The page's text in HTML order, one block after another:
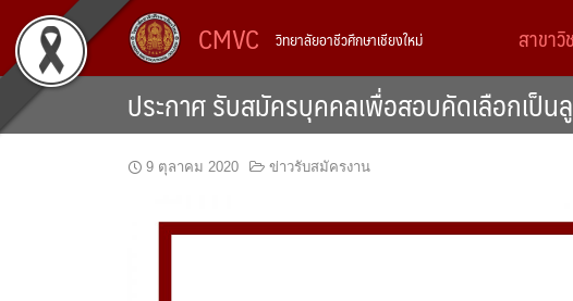
content
CMVC วิทยาลัยอาชีวศึกษาเชียงใหม่ สาขาวิ
ประกาศ รับสมัครบุคคลเพื่อสอบคัดเลือกเป็น
9 ตุลาคม 2020 ข่าวรับสมัครงาน